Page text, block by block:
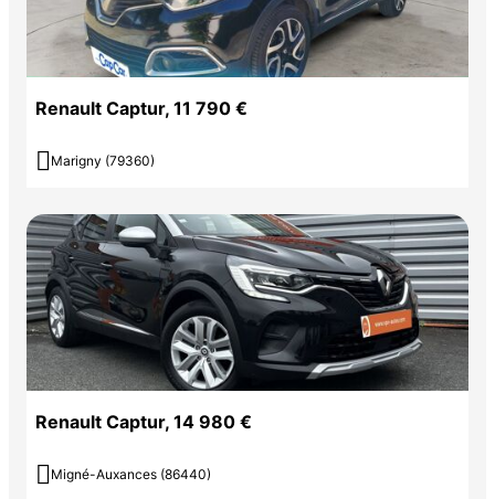
Renault Captur, 11 790 €
 Marigny (79360)
Renault Captur, 14 980 €
 Migné-Auxances (86440)